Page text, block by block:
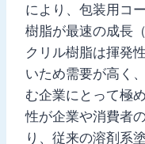
により、包装用コ
樹脂が最速の成長
クリル樹脂は揮発
いため需要が高く
む企業にとって極
性が企業や消費者
り、従来の溶剤系